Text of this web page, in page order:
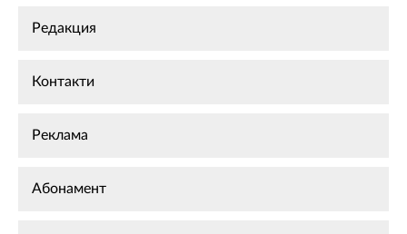
Редакция
Контакти
Реклама
Абонамент